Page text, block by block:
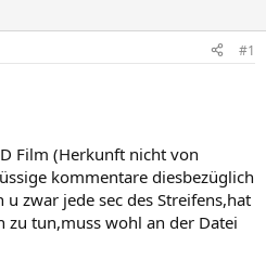
#1
Film (Herkunft nicht von
kommentare diesbezüglich
zwar jede sec des Streifens,hat
zu tun,muss wohl an der Datei